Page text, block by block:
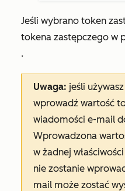
Jeśli wybrano token
tokena zastępczego w
.
Uwaga: jeśli
wprowadź wartość
wiadomości e-mail
Wprowadzona
w żadnej
nie zostanie
mail może zostać